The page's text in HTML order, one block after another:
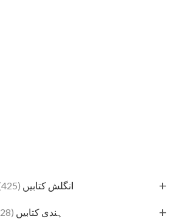
English Books انگلش کتابیں (425) +
Hindi Books ہندی کتابیں (428) +